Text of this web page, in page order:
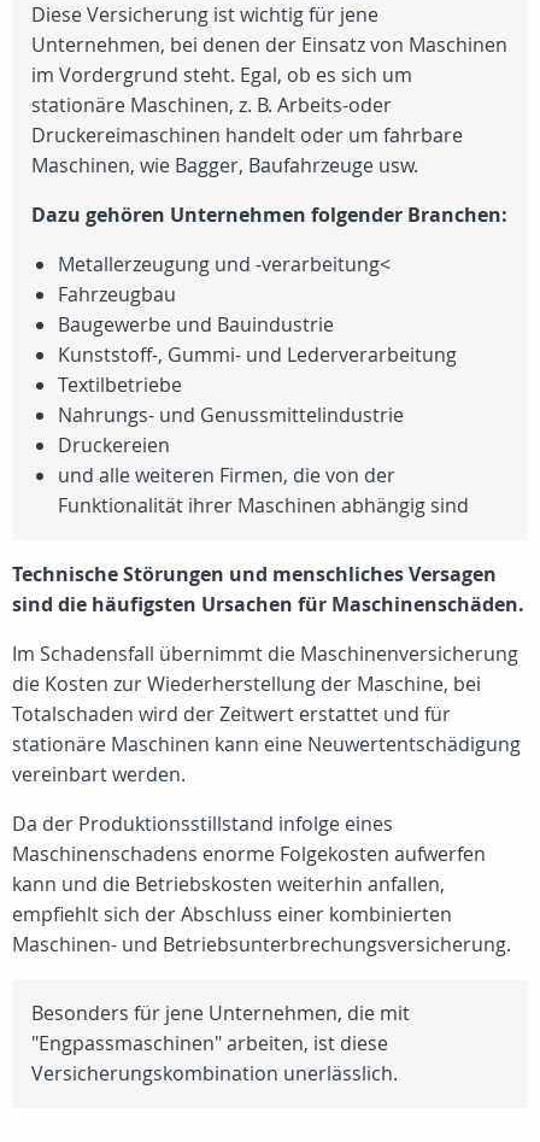
Diese Versicherung ist wichtig für jene
Unternehmen, bei denen der Einsatz von Maschinen
im Vordergrund steht. Egal, ob es sich um
stationäre Maschinen, z. B. Arbeits-oder
Druckereimaschinen handelt oder um fahrbare
Maschinen, wie Bagger, Baufahrzeuge usw.
Dazu gehören Unternehmen folgender Branchen:
Metallerzeugung und -verarbeitung<
Fahrzeugbau
Baugewerbe und Bauindustrie
Kunststoff-, Gummi- und Lederverarbeitung
Textilbetriebe
Nahrungs- und Genussmittelindustrie
Druckereien
und alle weiteren Firmen, die von der
Funktionalität ihrer Maschinen abhängig sind
Technische Störungen und menschliches Versagen
sind die häufigsten Ursachen für Maschinenschäden.
Im Schadensfall übernimmt die Maschinenversicherung
die Kosten zur Wiederherstellung der Maschine, bei
Totalschaden wird der Zeitwert erstattet und für
stationäre Maschinen kann eine Neuwertentschädigung
vereinbart werden.
Da der Produktionsstillstand infolge eines
Maschinenschadens enorme Folgekosten aufwerfen
kann und die Betriebskosten weiterhin anfallen,
empfiehlt sich der Abschluss einer kombinierten
Maschinen- und Betriebsunterbrechungsversicherung.
Besonders für jene Unternehmen, die mit
"Engpassmaschinen" arbeiten, ist diese
Versicherungskombination unerlässlich.